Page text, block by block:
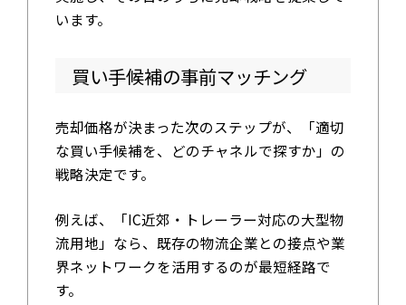
います。
買い手候補の事前マッチング
売却価格が決まった次のステップが、「適切
な買い手候補を、どのチャネルで探すか」の
戦略決定です。
例えば、「IC近郊・トレーラー対応の大型物
流用地」なら、既存の物流企業との接点や業
界ネットワークを活用するのが最短経路で
す。